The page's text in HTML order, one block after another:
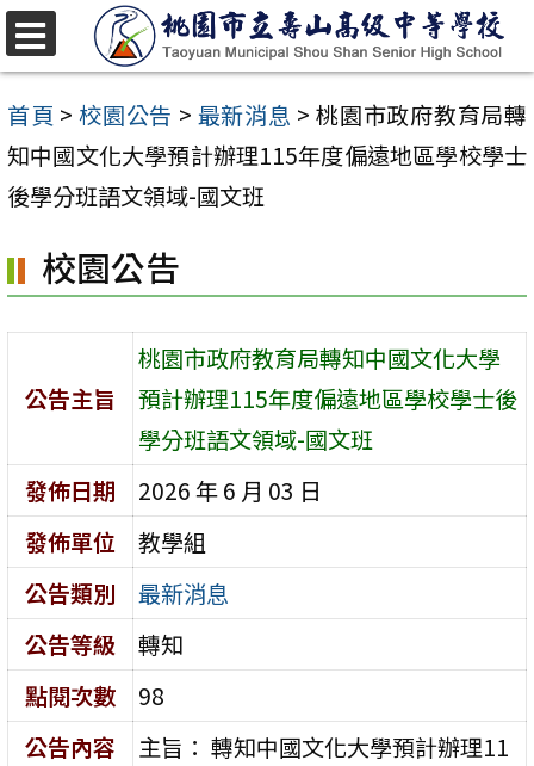
跳
至
主
要
內
區
首頁 > 校園公告 > 最新消息 > 桃園市政府教育局轉
知中國文化大學預計辦理115年度偏遠地區學校學士
後學分班語文領域-國文班
校園公告
公告主旨
桃園市政府教育局轉知中國文化大學
預計辦理115年度偏遠地區學校學士後
學分班語文領域-國文班
發佈日期
2026 年 6 月 03 日
發佈單位
教學組
公告類別
最新消息
公告等級
轉知
點閱次數
98
公告內容
主旨： 轉知中國文化大學預計辦理11
選
單